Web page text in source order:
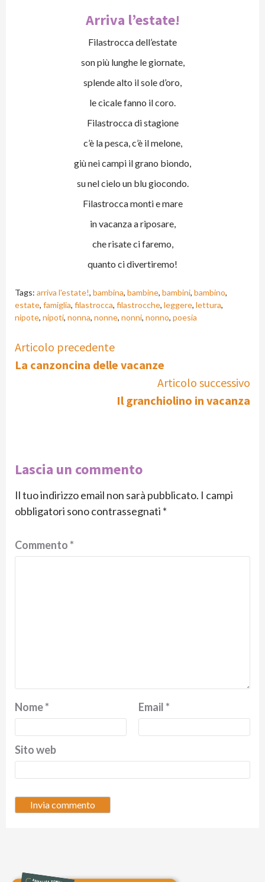
Arriva l’estate!
Filastrocca dell’estate
son più lunghe le giornate,
splende alto il sole d’oro,
le cicale fanno il coro.
Filastrocca di stagione
c’è la pesca, c’è il melone,
giù nei campi il grano biondo,
su nel cielo un blu giocondo.
Filastrocca monti e mare
in vacanza a riposare,
che risate ci faremo,
quanto ci divertiremo!
Tags: arriva l'estate!, bambina, bambine, bambini, bambino,
estate, famiglia, filastrocca, filastrocche, leggere, lettura,
nipote, nipoti, nonna, nonne, nonni, nonno, poesia
Continue
Reading
Articolo precedente
La canzoncina delle vacanze
Articolo successivo
Il granchiolino in vacanza
Lascia un commento
Il tuo indirizzo email non sarà pubblicato. I campi
obbligatori sono contrassegnati *
Commento*
Nome* Email*
Sito web